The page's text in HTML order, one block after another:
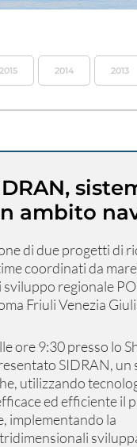
2015 2014 2013
ambito
di due progetti di
coordinati da
regionale
Friuli Venezia
ore 9:30 presso lo
SIDRAN, un
utilizzando
ed efficiente il
implementando la